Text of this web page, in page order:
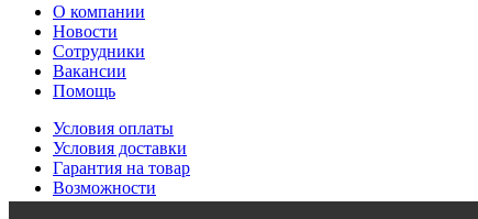
О компании
Новости
Сотрудники
Вакансии
Помощь
Условия оплаты
Условия доставки
Гарантия на товар
Возможности